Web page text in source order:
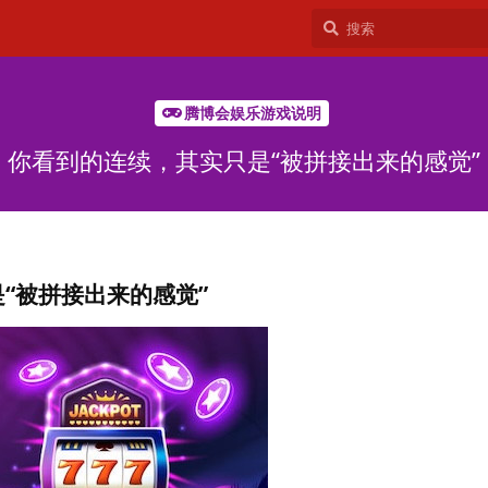
腾博会娱乐游戏说明
你看到的连续，其实只是“被拼接出来的感觉”
被拼接出来的感觉”